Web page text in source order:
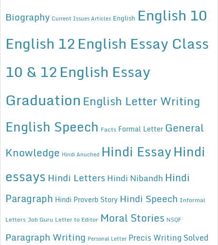
Biography Current Issues Articles English English 10
English 12English Essay Class
10 & 12English Essay
Graduation English Letter Writing
English Speech Facts Formal Letter General
Knowledge Hindi Anuched Hindi EssayHindi
essays Hindi Letters Hindi Nibandh Hindi
Paragraph Hindi Proverb Story Hindi Speech Informal
Letters Job Guru Letter to Editor Moral Stories NSQF
Paragraph Writing Personal Letter Precis Writing Solved